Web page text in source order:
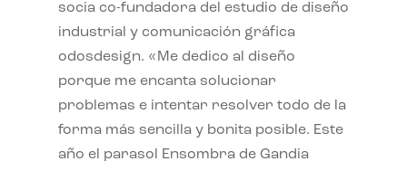
socia co-fundadora del estudio de diseño
industrial y comunicación gráfica
odosdesign. «Me dedico al diseño
porque me encanta solucionar
problemas e intentar resolver todo de la
forma más sencilla y bonita posible. Este
año el parasol Ensombra de Gandia